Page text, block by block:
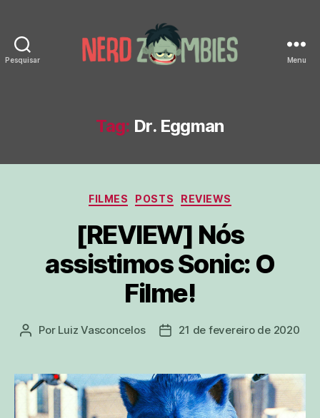
Pesquisar Menu
Tag: Dr. Eggman
Categorias
FILMES POSTS REVIEWS
[REVIEW] Nós
assistimos Sonic: O
Filme!
Autor
Por Luiz Vasconcelos
Data21 de fevereiro de 2020